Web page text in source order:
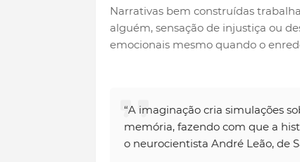
Narrativas bem construídas
alguém, sensação de injustiça ou
emocionais mesmo quando o
“A imaginação cria simulações
memória, fazendo com que a
o neurocientista André Leão, de